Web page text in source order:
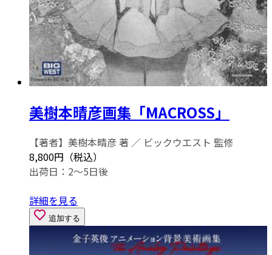
美樹本晴彦画集「MACROSS」
【著者】美樹本晴彦 著 ／ ビックウエスト 監修
8,800円（税込）
出荷日：2～5日後
詳細を見る
追加する